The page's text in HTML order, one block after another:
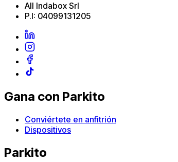
All Indabox Srl
P.I: 04099131205
Gana con Parkito
Conviértete en anfitrión
Dispositivos
Parkito